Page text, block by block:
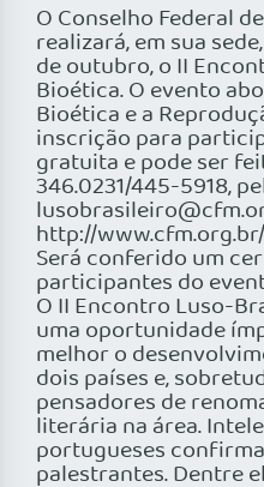
O Conselho Federal
realizará, em sua
de outubro, o II
Bioética. O evento
Bioética e a
inscrição para
gratuita e pode ser
346.0231/445-5918,
http://
Será conferido um
participantes do
O II Encontro Luso-
uma oportunidade
melhor o
dois países e,
pensadores de
literária na área.
portugueses
palestrantes. Dentre